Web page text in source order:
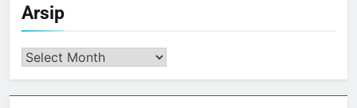
Arsip
Arsip